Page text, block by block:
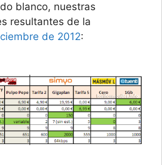
blanco, nuestras
resultantes de la
de 2012: